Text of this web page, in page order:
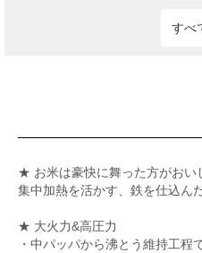
すべ
★ お米は豪快に舞った方がおい
集中加熱を活かす、鉄を仕込ん
★ 大火力&高圧力
・中パッパから沸とう維持工程